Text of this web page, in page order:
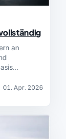
an
01. Apr. 2026